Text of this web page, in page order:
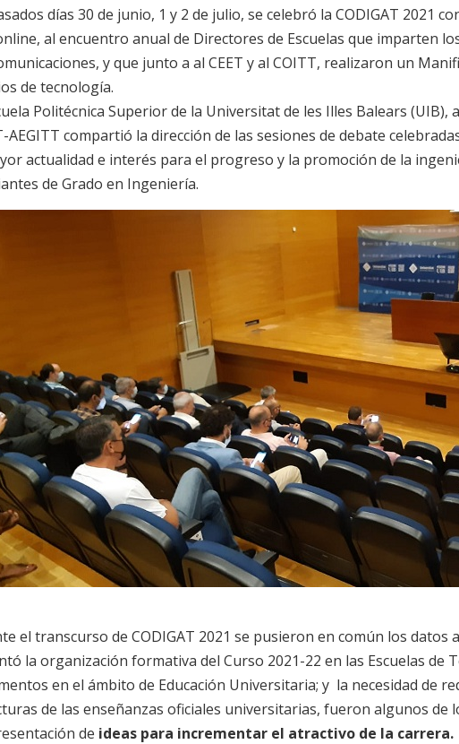
días 30 de junio, 1 y 2 de julio, se celebró la CODIGAT 2021
al encuentro anual de Directores de Escuelas que imparten
y que junto a al CEET y al COITT, realizaron un
de tecnología.
Politécnica Superior de la Universitat de les Illes Balears (UIB),
AEGITT compartió la dirección de las sesiones de debate
actualidad e interés para el progreso y la promoción de la
de Grado en Ingeniería.
el transcurso de CODIGAT 2021 se pusieron en común los datos
la organización formativa del Curso 2021-22 en las Escuelas de
en el ámbito de Educación Universitaria; y la necesidad de
de las enseñanzas oficiales universitarias, fueron algunos de
de ideas para incrementar el atractivo de la carrera.